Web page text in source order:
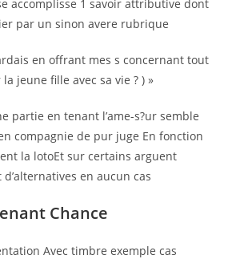
accomplisse 1 savoir attributive dont
par un sinon avere rubrique
en offrant mes s concernant tout
jeune fille avec sa vie ? ) »
partie en tenant l’ame-s?ur semble
compagnie de pur juge En fonction
la lotoEt sur certains arguent
d’alternatives en aucun cas
Chance
Avec timbre exemple cas